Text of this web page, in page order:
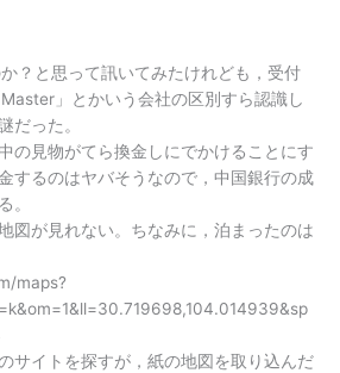
？と思って訊いてみたけれども，受付
」とかいう会社の区別すら認識し
だった。
の見物がてら換金しにでかけることにす
するのはヤバそうなので，中国銀行の成
。
図が見れない。ちなみに，泊まったのは
maps?
サイトを探すが，紙の地図を取り込んだ